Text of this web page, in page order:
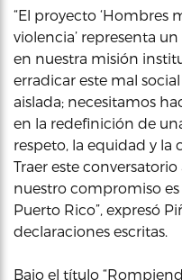
“El proyecto ‘Hombres
violencia’ representa
en nuestra misión
erradicar este mal
aislada; necesitamos
en la redefinición de
respeto, la equidad y la
Traer este
nuestro compromiso
Puerto Rico”, expresó
declaraciones escritas.
Bajo el título